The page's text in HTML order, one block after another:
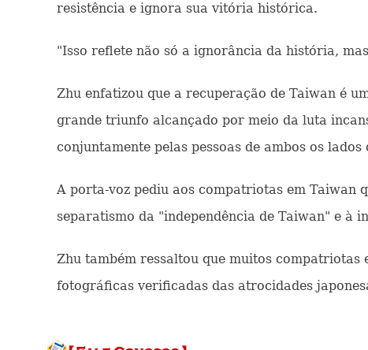
resistência e ignora sua vitória histórica.
"Isso reflete não só a ignorância da história,
Zhu enfatizou que a recuperação de Taiwan é
grande triunfo alcançado por meio da luta
conjuntamente pelas pessoas de ambos os
A porta-voz pediu aos compatriotas em Taiwan
separatismo da "independência de Taiwan" e à
Zhu também ressaltou que muitos
fotográficas verificadas das atrocidades